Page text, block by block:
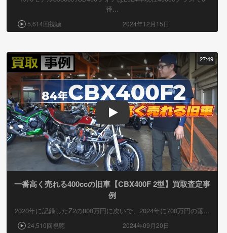
番...
5,614回視聴 2024年12月15日
27:49
Play
一番高く売れる400ccの旧車【CBX400F 2型】買取査定事
例
2020年に記録したZ2の800万円に次いで、2024年に700万円の落...
24,510回視聴 2024年09月20日